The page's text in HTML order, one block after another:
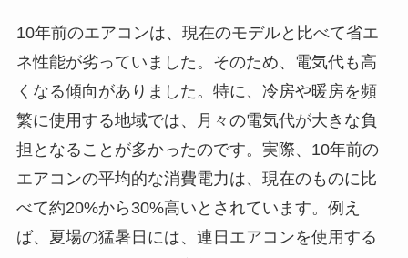
10年前のエアコンは、現在のモデルと比べて省エ
ネ性能が劣っていました。そのため、電気代も高
くなる傾向がありました。特に、冷房や暖房を頻
繁に使用する地域では、月々の電気代が大きな負
担となることが多かったのです。実際、10年前の
エアコンの平均的な消費電力は、現在のものに比
べて約20%から30%高いとされています。例え
ば、夏場の猛暑日には、連日エアコンを使用する